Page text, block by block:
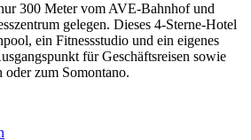
300 Meter vom AVE-Bahnhof und
gelegen. Dieses 4-Sterne-Hotel
ein Fitnessstudio und ein eigenes
für Geschäftsreisen sowie
zum Somontano.